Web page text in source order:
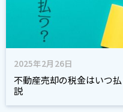
2025年2月26日
不動産売却の税金はいつ
説